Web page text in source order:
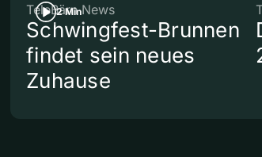
2 Min
TeleBärn News
Schwingfest-Brunnen
findet sein neues
Zuhause